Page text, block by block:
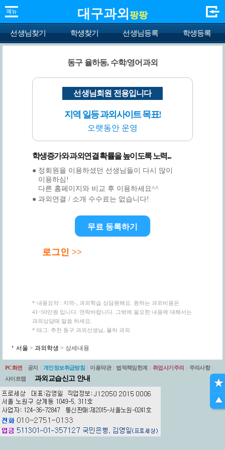
대구과외 팡팡
선생님찾기 학생찾기 선생님등록 학생등록
동구 율하동, 수학/영어과외
선생님회원 전용입니다
지역 일등 과외사이트 목표!
오랫동안 운영
학생증가와 과외연결 확률을 높이도록 노력...
● 정회원을 이용하셨던 선생님들이 다시 많이
이용하심!
다른 홈페이지와 비교 후 이용하세요^^
● 과외연결 / 소개 수수료는 없습니다!
무료 등록하기
로그인 >>
* 내용요약 : 지역-, 과외학습 상담원해요. 원하는 과외비용은
41~50만원 입니다. 연락바랍니다. 그밖에 필요한 내용에 대해서는
과외상담때 말씀 하세요.
* 태그: 추천 동구 과외선생님, 율하 과외
서울 > 과외학생 > 상세내용
PC화면 공지 개인정보취급방침 이용약관 법적책임한계 취업사기주의 주의사항
사이트맵
과외교습신고 안내